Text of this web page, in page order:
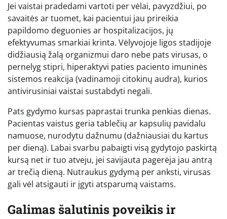
Jei vaistai pradedami vartoti per vėlai, pavyzdžiui, po
savaitės ar tuomet, kai pacientui jau prireikia
papildomo deguonies ar hospitalizacijos, jų
efektyvumas smarkiai krinta. Vėlyvojoje ligos stadijoje
didžiausią žalą organizmui daro nebe pats virusas, o
pernelyg stipri, hiperaktyvi paties paciento imuninės
sistemos reakcija (vadinamoji citokinų audra), kurios
antivirusiniai vaistai sustabdyti negali.
Pats gydymo kursas paprastai trunka penkias dienas.
Pacientas vaistus geria tablečių ar kapsulių pavidalu
namuose, nurodytu dažnumu (dažniausiai du kartus
per dieną). Labai svarbu pabaigti visą gydytojo paskirtą
kursą net ir tuo atveju, jei savijauta pagerėja jau antrą
ar trečią dieną. Nutraukus gydymą per anksti, virusas
gali vėl atsigauti ir įgyti atsparumą vaistams.
Galimas šalutinis poveikis ir